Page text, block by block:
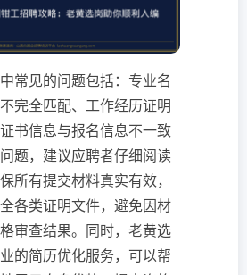
常见的问题包括：专业名
完全匹配、工作经历证明
书信息与报名信息不一致
题，建议应聘者仔细阅读
所有提交材料真实有效，
各类证明文件，避免因材
审查结果。同时，老黄选
的简历优化服务，可以帮